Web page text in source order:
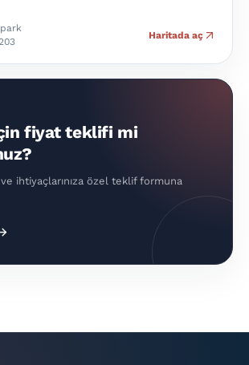
Haritada aç
fiyat teklifi mi
ve ihtiyaçlarınıza özel teklif formuna